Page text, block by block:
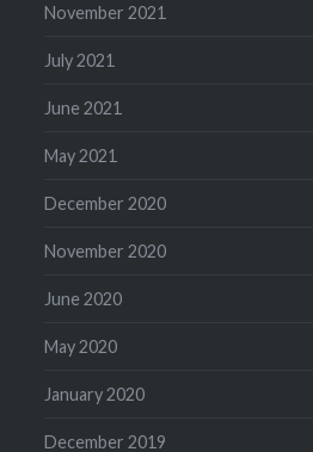
November 2021
July 2021
June 2021
May 2021
December 2020
November 2020
June 2020
May 2020
January 2020
December 2019